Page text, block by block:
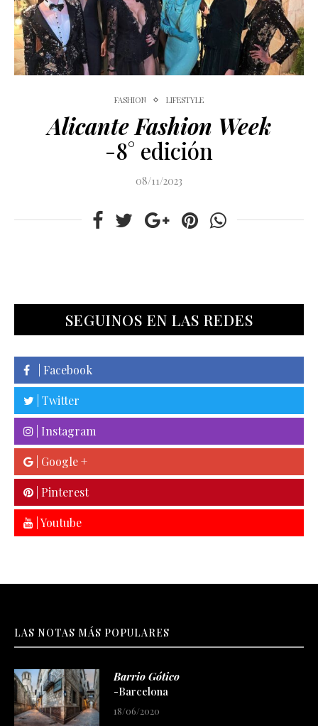
FASHION LIFESTYLE
Alicante Fashion Week
-8° edición
08/11/2023
SEGUINOS EN LAS REDES
| Facebook
| Twitter
| Instagram
| Google +
| Pinterest
| Youtube
LAS NOTAS MÁS POPULARES
Barrio Gótico
-Barcelona
18/06/2020